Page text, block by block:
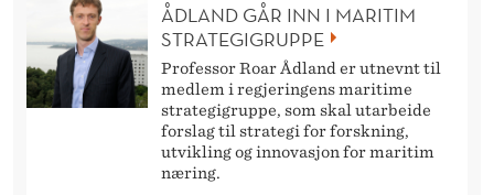
ÅDLAND GÅR INN I MARITIM
STRATEGIGRUPPE
Professor Roar Ådland er utnevnt til
medlem i regjeringens maritime
strategigruppe, som skal utarbeide
forslag til strategi for forskning,
utvikling og innovasjon for maritim
næring.